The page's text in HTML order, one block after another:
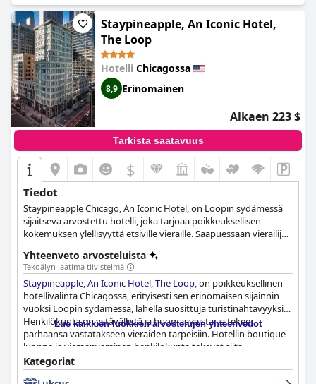
Staypineapple, An Iconic Hotel,
The Loop
Hotelli Chicagossa
8,9 Erinomainen
Alkaen 223 $
Tarkista saatavuus
$
Tiedot
Staypineapple Chicago, An Iconic Hotel, on Loopin sydämessä
sijaitseva arvostettu hotelli, joka tarjoaa poikkeuksellisen
kokemuksen ylellisyyttä etsiville vieraille. Saapuessaan vierailijat
erinomaisella palvelulla ja monilla huolellisesti harkituilla
mukavuuksilla, jotka osaltaan vaikuttavat hotellin arvostettuun
maineeseen. Vierashuoneissa on harmoninen sekoitus
modernia ja klassista tyyliä, muhkeat vuodevaatteet, tilavat
kylpyhuoneet ja lukuisat mukavuudet, kuten ilmaiset kahvi- ja
teetarjoilut huoneessa, nopea Wi-Fi-yhteys ja eksklusiivinen
Naked Experience, jossa on viihtyisät kylpytakit ja yksilölliset
pussilakanat. Vieraita pyydetään myös nauttimaan Atwoodin,
hotellin palkitun ravintolan, hienosta kulinaarisesta tarjonnasta,
joka on erikoistunut kausittaiseen amerikkalaiseen keittiöön ja
Yhteenveto arvosteluista
Tekoälyn laatima tiivistelmä
Staypineapple, An Iconic Hotel, The Loop, on poikkeuksellinen
hotellivalinta Chicagossa, erityisesti sen erinomaisen sijainnin
vuoksi Loopin sydämessä, lähellä suosittuja turistinähtävyyksiä.
Henkilökunta on ystävällistä ja huomaavaista, ja tekee
parhaansa vastatakseen vieraiden tarpeisiin. Hotellin boutique-
luonne ja vieraanvarainen henkilökunta tekevät siitä
ainutlaatuisen ja historiallisen valinnan. Huoneet ovat hyvin
varusteltuja, viihtyisiä ja hiljaisia, ja niissä on ihanaa modernia
Lue kaikkien luokkien arvostelujen yhteenvedot
Kategoriat